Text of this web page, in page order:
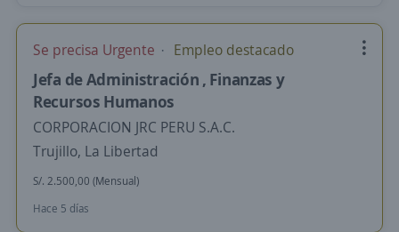
Se precisa Urgente Empleo destacado
Jefa de Administración , Finanzas y
Recursos Humanos
CORPORACION JRC PERU S.A.C.
Trujillo, La Libertad
S/. 2.500,00 (Mensual)
Hace 5 días